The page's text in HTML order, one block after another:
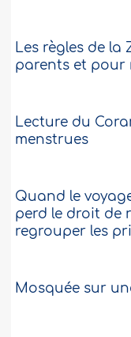
Les règles de la
parents et
Lecture du
menstrues
Quand le
perd le droit de
regrouper les
Mosquée sur